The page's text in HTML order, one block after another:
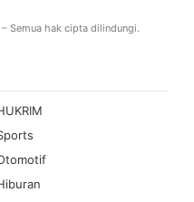
Semua hak cipta dilindungi.